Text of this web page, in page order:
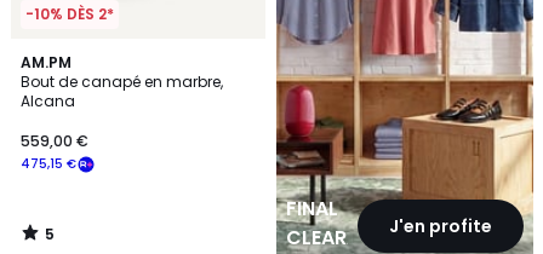
-10% DÈS 2*
AM.PM
Bout de canapé en marbre,
Alcana
475,15 €
559,00 €
5
/
5
5
/
FINAL
CLEARANCEJ'en profite